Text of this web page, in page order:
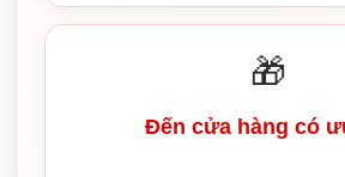
🎁
Đến cửa hàng có